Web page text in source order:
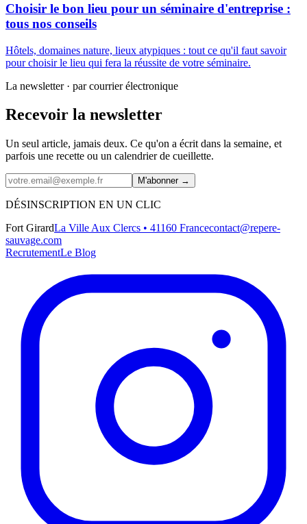
Choisir le bon lieu pour un séminaire d'entreprise :
tous nos conseils
Hôtels, domaines nature, lieux atypiques : tout ce qu'il faut savoir
pour choisir le lieu qui fera la réussite de votre séminaire.
La newsletter · par courrier électronique
Recevoir la newsletter
Un seul article, jamais deux. Ce qu'on a écrit dans la semaine, et
parfois une recette ou un calendrier de cueillette.
M'abonner →
DÉSINSCRIPTION EN UN CLIC
Fort GirardLa Ville Aux Clercs • 41160 Francecontact@repere-
sauvage.com
RecrutementLe Blog